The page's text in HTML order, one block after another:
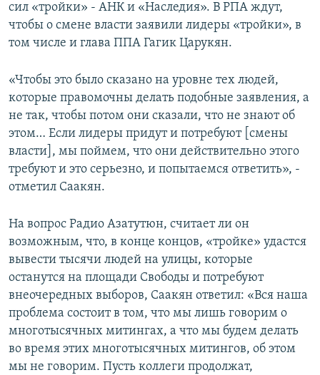
сил «тройки» - АНК и «Наследия». В РПА ждут,
чтобы о смене власти заявили лидеры «тройки», в
том числе и глава ППА Гагик Царукян.
«Чтобы это было сказано на уровне тех людей,
которые правомочны делать подобные заявления, а
не так, чтобы потом они сказали, что не знают об
этом… Если лидеры придут и потребуют [смены
власти], мы поймем, что они действительно этого
требуют и это серьезно, и попытаемся ответить», -
отметил Саакян.
На вопрос Радио Азатутюн, считает ли он
возможным, что, в конце концов, «тройке» удастся
вывести тысячи людей на улицы, которые
останутся на площади Свободы и потребуют
внеочередных выборов, Саакян ответил: «Вся наша
проблема состоит в том, что мы лишь говорим о
многотысячных митингах, а что мы будем делать
во время этих многотысячных митингов, об этом
мы не говорим. Пусть коллеги продолжат,